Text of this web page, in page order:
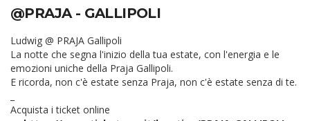
@PRAJA - GALLIPOLI
Ludwig @ PRAJA Gallipoli
La notte che segna l'inizio della tua estate, con l'energia e le
emozioni uniche della Praja Gallipoli.
E ricorda, non c'è estate senza Praja, non c'è estate senza di te.
Acquista i ticket online